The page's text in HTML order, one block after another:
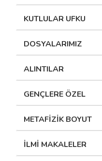
KUTLULAR UFKU
DOSYALARIMIZ
ALINTILAR
GENÇLERE ÖZEL
METAFİZİK BOYUT
İLMİ MAKALELER